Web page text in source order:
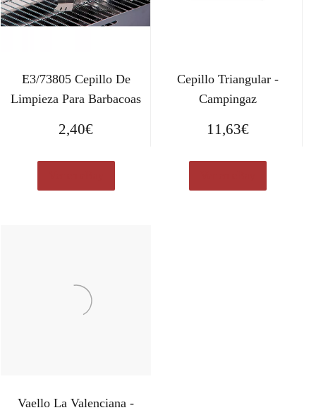
E3/73805 Cepillo De
Limpieza Para Barbacoas
2,40€
Cepillo Triangular -
Campingaz
11,63€
Vaello La Valenciana -